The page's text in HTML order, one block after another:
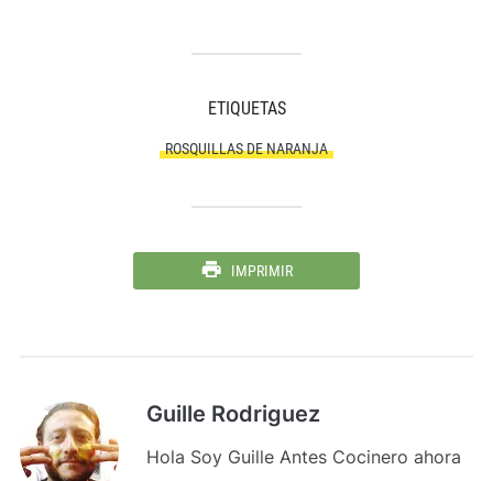
ETIQUETAS
ROSQUILLAS DE NARANJA
IMPRIMIR
Guille Rodriguez
Hola Soy Guille Antes Cocinero ahora